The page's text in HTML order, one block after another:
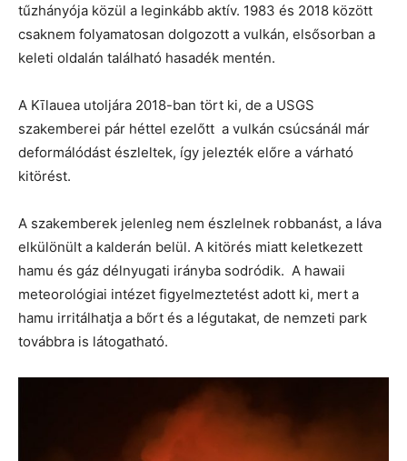
tűzhányója közül a leginkább aktív. 1983 és 2018 között
csaknem folyamatosan dolgozott a vulkán, elsősorban a
keleti oldalán található hasadék mentén.
A Kīlauea utoljára 2018-ban tört ki, de a USGS
szakemberei pár héttel ezelőtt a vulkán csúcsánál már
deformálódást észleltek, így jelezték előre a várható
kitörést.
A szakemberek jelenleg nem észlelnek robbanást, a láva
elkülönült a kalderán belül. A kitörés miatt keletkezett
hamu és gáz délnyugati irányba sodródik. A hawaii
meteorológiai intézet figyelmeztetést adott ki, mert a
hamu irritálhatja a bőrt és a légutakat, de nemzeti park
továbbra is látogatható.